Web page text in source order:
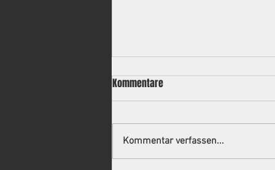
Kommentare
Kommentar verfassen...